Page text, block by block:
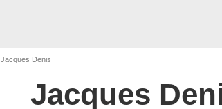
Jacques Denis
Jacques